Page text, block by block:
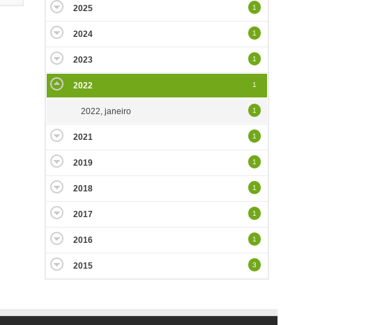
2025 1
2024 1
2023 1
2022 1
2022, janeiro 1
2021 1
2019 1
2018 1
2017 1
2016 1
2015 3